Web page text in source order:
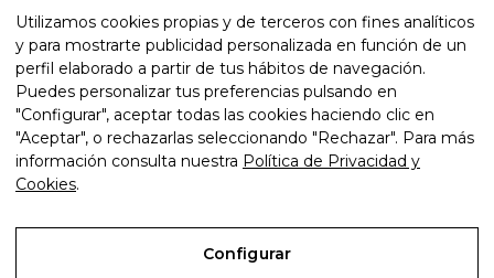
He leído y acepto la política de privacidad
© 2026. My website. By eComm360
Utilizamos cookies propias y de terceros con fines analíticos
y para mostrarte publicidad personalizada en función de un
perfil elaborado a partir de tus hábitos de navegación.
Puedes personalizar tus preferencias pulsando en
"Configurar", aceptar todas las cookies haciendo clic en
"Aceptar", o rechazarlas seleccionando "Rechazar". Para más
información consulta nuestra Política de Privacidad y
Cookies.
Configurar